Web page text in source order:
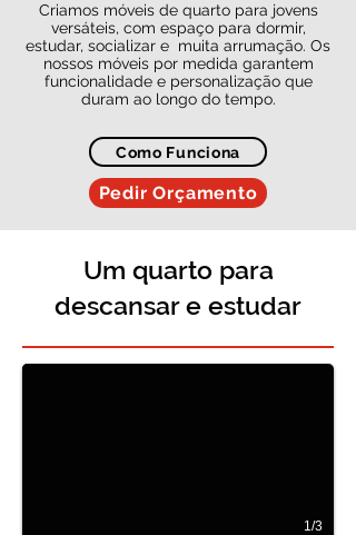
Criamos móveis de quarto para jovens
versáteis, com espaço para dormir,
estudar, socializar e muita arrumação. Os
nossos móveis por medida garantem
funcionalidade e personalização que
duram ao longo do tempo.
Como Funciona
Pedir Orçamento
Um quarto para
descansar e estudar
Quarto para jovem
1/3